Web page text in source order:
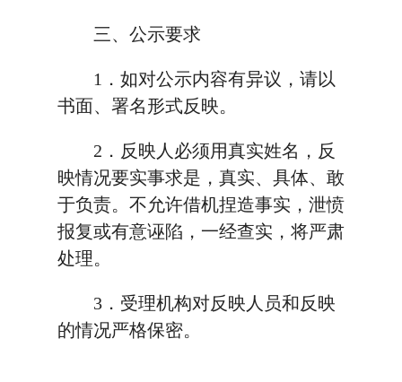
三、公示要求
1．如对公示内容有异议，请以
书面、署名形式反映。
2．反映人必须用真实姓名，反
映情况要实事求是，真实、具体、敢
于负责。不允许借机捏造事实，泄愤
报复或有意诬陷，一经查实，将严肃
处理。
3．受理机构对反映人员和反映
的情况严格保密。